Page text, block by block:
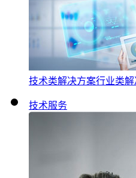
技术类解决方案行业类
技术服务